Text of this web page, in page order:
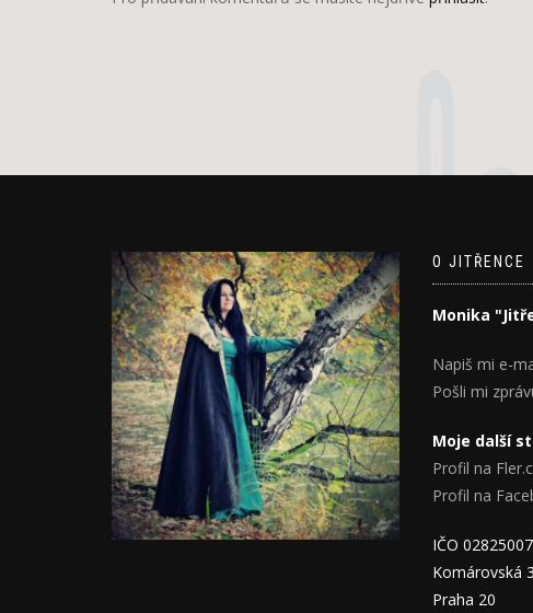
O JITŘENCE
Monika
Napiš mi e-
Pošli mi
Moje další
Profil na
Profil na
IČO 02825007
Komárovská
Praha 20